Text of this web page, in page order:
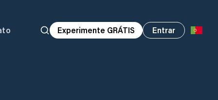
Experimente GRÁTIS Entrar